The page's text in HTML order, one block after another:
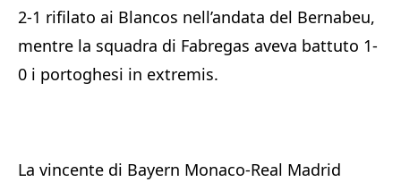
2-1 rifilato ai Blancos nell’andata del Bernabeu,
mentre la squadra di Fabregas aveva battuto 1-
0 i portoghesi in extremis.
La vincente di Bayern Monaco-Real Madrid